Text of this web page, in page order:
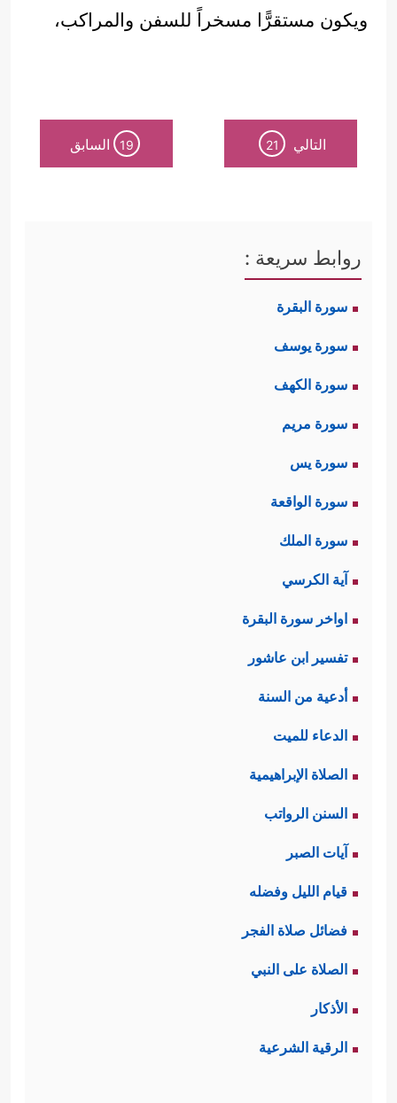
ويكون مستقرًّا مسخراً للسفن والمراكب،
التالي 21
19 السابق
روابط سريعة :
سورة البقرة
سورة يوسف
سورة الكهف
سورة مريم
سورة يس
سورة الواقعة
سورة الملك
آية الكرسي
اواخر سورة البقرة
تفسير ابن عاشور
أدعية من السنة
الدعاء للميت
الصلاة الإبراهيمية
السنن الرواتب
آيات الصبر
قيام الليل وفضله
فضائل صلاة الفجر
الصلاة على النبي
الأذكار
الرقية الشرعية